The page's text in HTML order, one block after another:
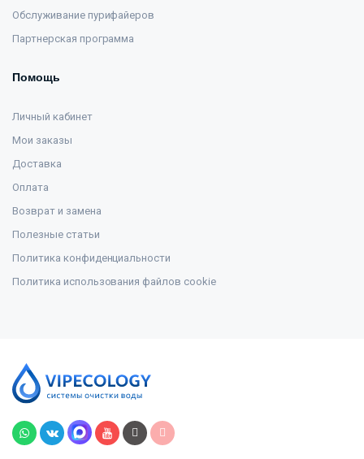
Обслуживание пурифайеров
Партнерская программа
Помощь
Личный кабинет
Мои заказы
Доставка
Оплата
Возврат и замена
Полезные статьи
Политика конфиденциальности
Политика использования файлов cookie